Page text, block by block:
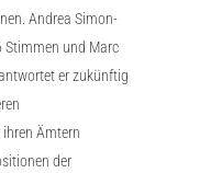
Andrea Simon-
Stimmen und Marc
er zukünftig
Ämtern
der